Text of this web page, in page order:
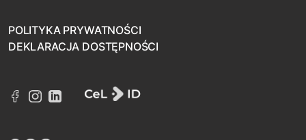
POLITYKA PRYWATNOŚCI
DEKLARACJA DOSTĘPNOŚCI